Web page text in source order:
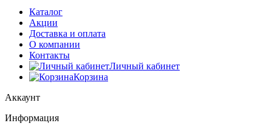
Каталог
Акции
Доставка и оплата
О компании
Контакты
Личный кабинет
Корзина
Аккаунт
Информация